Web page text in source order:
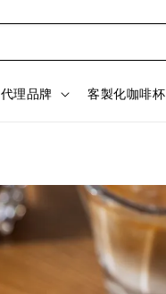
代理品牌 客製化咖啡杯